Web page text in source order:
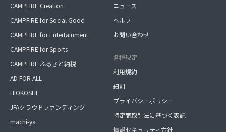
CAMPFIRE Creation
CAMPFIRE for Social Good
CAMPFIRE for Entertainment
CAMPFIRE for Sports
CAMPFIRE ふるさと納税
AD FOR ALL
HIOKOSHI
JFAクラウドファンディング
machi-ya
ニュース
ヘルプ
お問い合わせ
各種規定
利用規約
細則
プライバシーポリシー
特定商取引法に基づく表記
情報セキュリティ方針